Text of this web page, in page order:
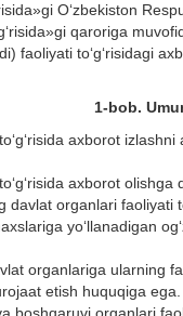
О‘zbekiston
qaroriga
faoliyati tо‘g‘risidagi
1-bob.
axborot
axborot
davlat organlari faoliyati
yо‘llanadigan
organlariga ularning
etish huquqiga ega.